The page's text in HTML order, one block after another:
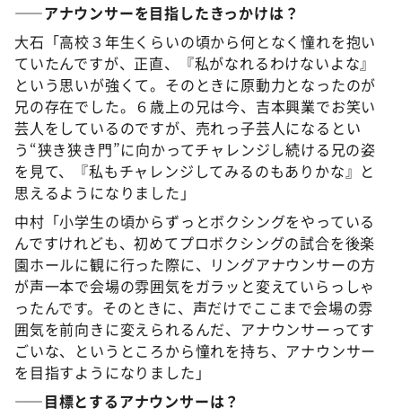
――アナウンサーを目指したきっかけは？
大石「高校３年生くらいの頃から何となく憧れを抱い
ていたんですが、正直、『私がなれるわけないよな』
という思いが強くて。そのときに原動力となったのが
兄の存在でした。６歳上の兄は今、吉本興業でお笑い
芸人をしているのですが、売れっ子芸人になるとい
う“狭き狭き門”に向かってチャレンジし続ける兄の姿
を見て、『私もチャレンジしてみるのもありかな』と
思えるようになりました」
中村「小学生の頃からずっとボクシングをやっている
んですけれども、初めてプロボクシングの試合を後楽
園ホールに観に行った際に、リングアナウンサーの方
が声一本で会場の雰囲気をガラッと変えていらっしゃ
ったんです。そのときに、声だけでここまで会場の雰
囲気を前向きに変えられるんだ、アナウンサーってす
ごいな、というところから憧れを持ち、アナウンサー
を目指すようになりました」
――目標とするアナウンサーは？